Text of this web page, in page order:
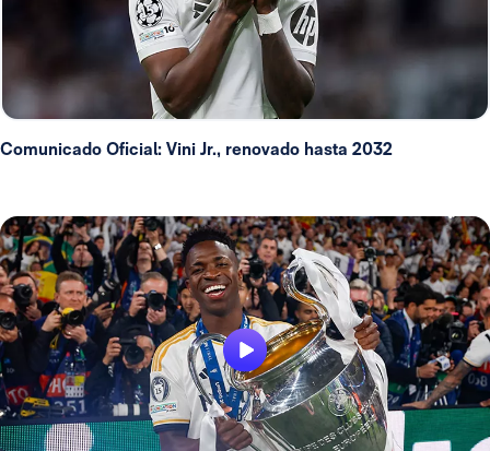
Comunicado Oficial: Vini Jr., renovado hasta 2032